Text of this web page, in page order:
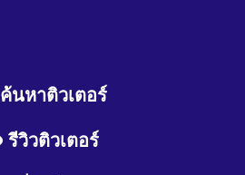
ค้นหาติวเตอร์
รีวิวติวเตอร์